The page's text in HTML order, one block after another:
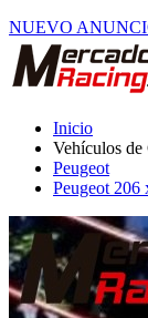
NUEVO
Inicio
Vehículos
Peugeot
Peugeot 206